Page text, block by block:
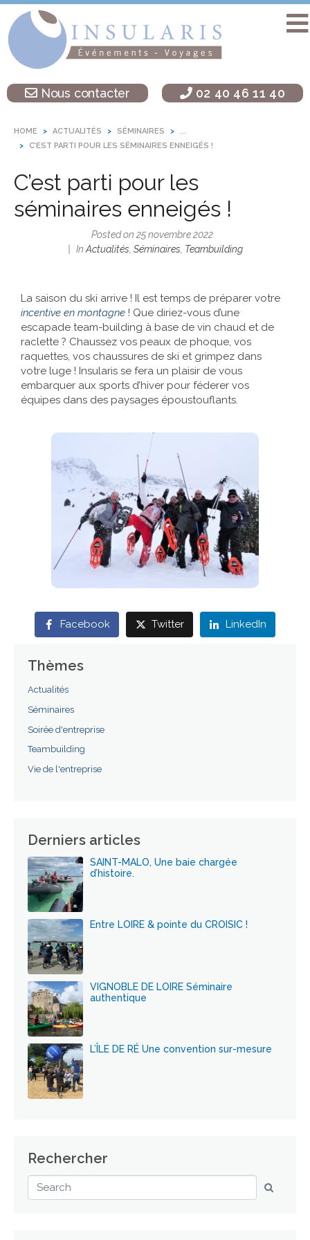
Accueil
Séminaire
sur une île
Activités
Teambuilding
Soirées
d’entreprise
Autres
destinations
Actualités
Références
Contact
Nous contacter 02 40 46 11 40
HOME ACTUALITÉS SÉMINAIRES
...
C’EST PARTI POUR LES SÉMINAIRES ENNEIGÉS !
C’est parti pour les
séminaires enneigés !
Posted on 25 novembre 2022
In Actualités Séminaires Teambuilding
La saison du ski arrive ! Il est temps de préparer votre
incentive en montagne ! Que diriez-vous d’une
escapade team-building à base de vin chaud et de
raclette ? Chaussez vos peaux de phoque, vos
raquettes, vos chaussures de ski et grimpez dans
votre luge ! Insularis se fera un plaisir de vous
embarquer aux sports d’hiver pour féderer vos
équipes dans des paysages époustouflants.
Facebook Twitter LinkedIn
Thèmes
Actualités
Séminaires
Soirée d'entreprise
Teambuilding
Vie de l'entreprise
Derniers articles
SAINT-MALO, Une baie chargée
d’histoire.
Entre LOIRE & pointe du CROISIC !
VIGNOBLE DE LOIRE Séminaire
authentique
L’ÎLE DE RÉ Une convention sur-mesure
Rechercher